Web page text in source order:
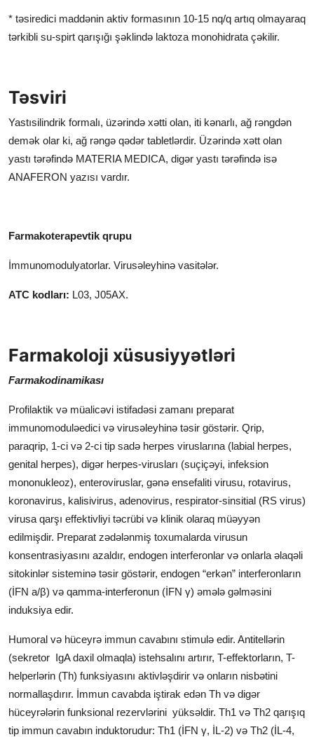
Buraxılış forması
Saxlanma şəraiti
Ünvan
Anaferon tabletka nə üçündür?
* təsiredici maddənin aktiv formasının 10-15 nq/q artıq olmayaraq
tərkibli su-spirt qarışığı şəklində laktoza monohidrata çəkilir.
Təsviri
Yastısilindrik formalı, üzərində xətti olan, iti kənarlı, ağ rəngdən
demək olar ki, ağ rəngə qədər tabletlərdir. Üzərində xətt olan
yastı tərəfində MATERIA MEDICA, digər yastı tərəfində isə
ANAFERON yazısı vardır.
Farmakoterapevtik qrupu
İmmunomodulyatorlar. Virusəleyhinə vasitələr.
ATC kodları: L03, J05AX.
Farmakoloji xüsusiyyətləri
Farmakodinamikası
Profilaktik və müalicəvi istifadəsi zamanı preparat
immunomoduləedici və virusəleyhinə təsir göstərir. Qrip,
paraqrip, 1-ci və 2-ci tip sadə herpes viruslarına (labial herpes,
genital herpes), digər herpes-virusları (suçiçəyi, infeksion
mononukleoz), enteroviruslar, gənə ensefaliti virusu, rotavirus,
koronavirus, kalisivirus, adenovirus, respirator-sinsitial (RS virus)
virusa qarşı effektivliyi təcrübi və klinik olaraq müəyyən
edilmişdir. Preparat zədələnmiş toxumalarda virusun
konsentrasiyasını azaldır, endogen interferonlar və onlarla əlaqəli
sitokinlər sisteminə təsir göstərir, endogen “erkən” interferonların
(İFN а/β) və qamma-interferonun (İFN γ) əmələ gəlməsini
induksiya edir.
Humoral və hüceyrə immun cavabını stimulə edir. Antitellərin
(sekretor IgA daxil olmaqla) istehsalını artırır, T-effektorların, T-
helperlərin (Th) funksiyasını aktivləşdirir və onların nisbətini
normallaşdırır. İmmun cavabda iştirak edən Th və digər
hüceyrələrin funksional rezervlərini yüksəldir. Th1 və Th2 qarışıq
tip immun cavabın induktorudur: Th1 (İFN γ, İL-2) və Th2 (İL-4,